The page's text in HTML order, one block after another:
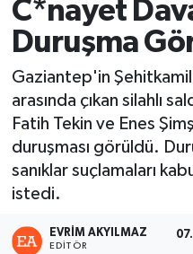
C*nayet
Duruşma
Gaziantep'in
arasında çıkan silahlı
Fatih Tekin ve Enes
duruşması görüldü.
sanıklar suçlamaları
istedi.
EVRIM AKYILMAZ
EDITÖR
Tüm Manşetler
Son Dakika
Haber Arşivi